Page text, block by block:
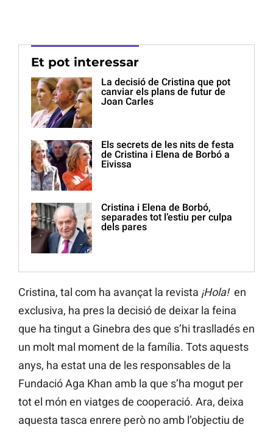
Et pot interessar
La decisió de Cristina que pot
canviar els plans de futur de
Joan Carles
Els secrets de les nits de festa
de Cristina i Elena de Borbó a
Eivissa
Cristina i Elena de Borbó,
separades tot l’estiu per culpa
dels pares
Cristina, tal com ha avançat la revista ¡Hola! en
exclusiva, ha pres la decisió de deixar la feina
que ha tingut a Ginebra des que s’hi traslladés en
un molt mal moment de la família. Tots aquests
anys, ha estat una de les responsables de la
Fundació Aga Khan amb la que s’ha mogut per
tot el món en viatges de cooperació. Ara, deixa
aquesta tasca enrere però no amb l’objectiu de